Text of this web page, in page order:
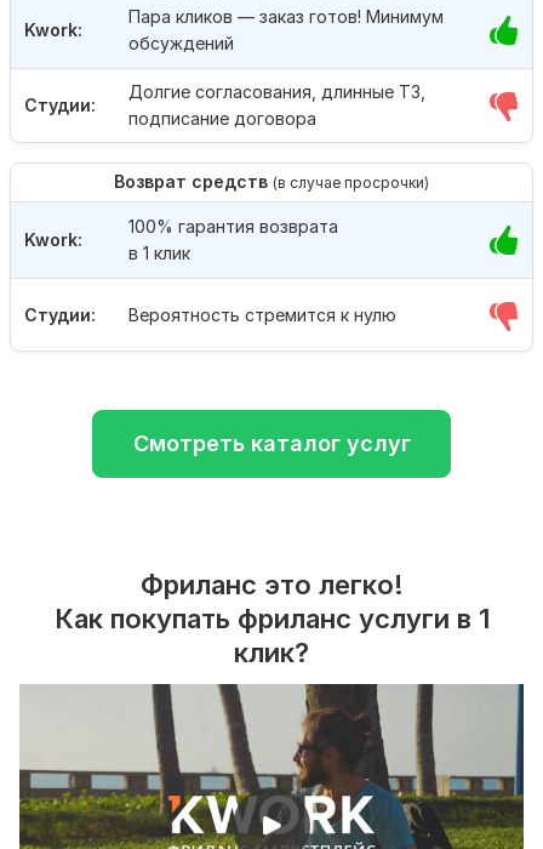
Студии:
Долгие согласования, длинные ТЗ,
подписание договора
Kwork:
Пара кликов — заказ готов! Минимум
обсуждений
Возврат средств (в случае просрочки)
Студии: Вероятность стремится к нулю
Kwork:
100% гарантия возврата
в 1 клик
Смотреть каталог услуг
Фриланс это легко!
Как покупать фриланс услуги в 1
клик?